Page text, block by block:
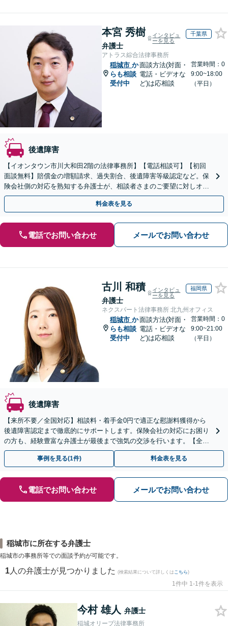
本宮 秀樹
弁護士
インタビュ
ーを見る
千葉県
アトラス綜合法律事務所
稲城市 か
らも相談
受付中
面談方法(対面・
電話・ビデオな
ど)は応相談
営業時間：0
9:00~18:00
（平日）
後遺障害
【イオンタウン市川大和田2階の法律事務所】【電話相談可】【初回
面談無料】賠償金の増額請求、過失割合、後遺障害等級認定など。保
険会社側の対応を熟知する弁護士が、相談者さまのご要望に対しオー
ダーメイドの解決策を提案します。
料金表を見る
電話でお問い合わせ メールでお問い合わせ
古川 和積
弁護士
インタビュ
ーを見る
福岡県
ネクスパート法律事務所 北九州オフィス
稲城市 か
らも相談
受付中
面談方法(対面・
電話・ビデオな
ど)は応相談
営業時間：0
9:00~21:00
（平日）
後遺障害
【来所不要／全国対応】相談料・着手金0円で適正な慰謝料獲得から
後遺障害認定まで徹底的にサポートします。保険会社の対応にお困り
の方も、経験豊富な弁護士が最後まで強気の交渉を行います。【全国
13拠点】お気軽にご相談ください。
事例を見る(1件) 料金表を見る
電話でお問い合わせ メールでお問い合わせ
稲城市に所在する弁護士
稲城市の事務所等での面談予約が可能です。
1 人の弁護士が見つかりました (検索結果について詳しくは こちら)
1件中 1-1件を表示
今村 雄人 弁護士
稲城オリーブ法律事務所